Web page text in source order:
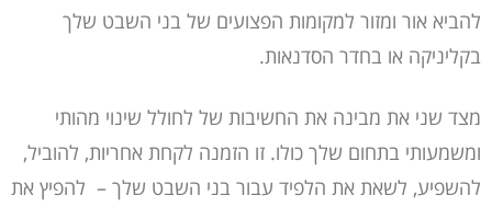
להביא אור ומזור למקומות הפצועים של בני השבט שלך
בקליניקה או בחדר הסדנאות.
מצד שני את מבינה את החשיבות של לחולל שינוי מהותי
ומשמעותי בתחום שלך כולו. זו הזמנה לקחת אחריות, להוביל,
להשפיע, לשאת את הלפיד עבור בני השבט שלך – להפיץ את